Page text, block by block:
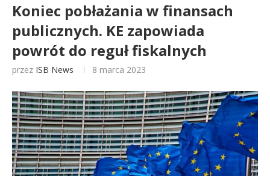
Koniec pobłażania w finansach
publicznych. KE zapowiada
powrót do reguł fiskalnych
przez ISB News 8 marca 2023